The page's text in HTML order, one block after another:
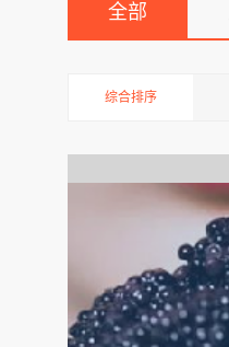
全部
综合排序